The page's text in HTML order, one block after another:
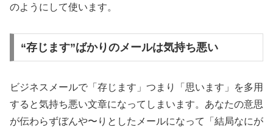
のようにして使います。
“存じます”ばかりのメールは気持ち悪い
ビジネスメールで「存じます」つまり「思います」を多用
すると気持ち悪い文章になってしまいます。あなたの意思
が伝わらずぼんや〜りとしたメールになって「結局なにが